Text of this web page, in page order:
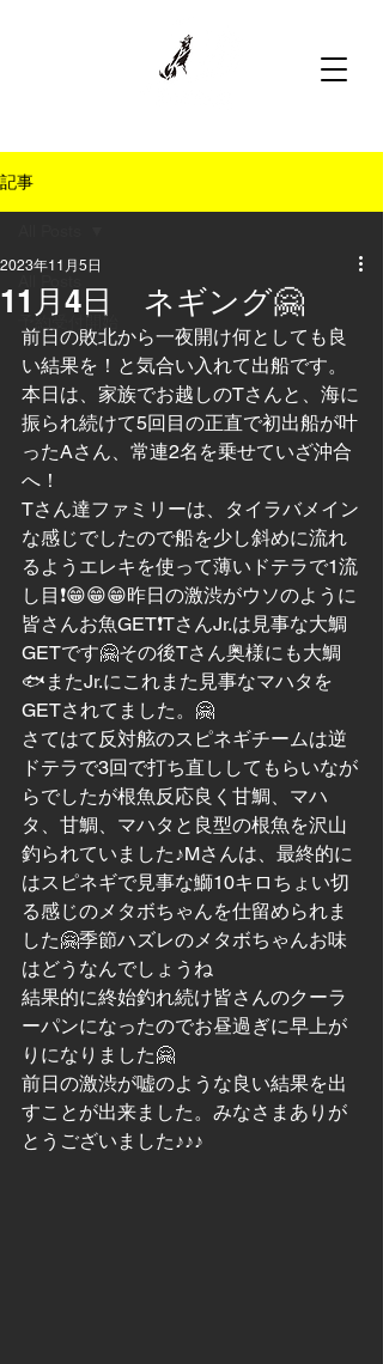
記事
予約受付開始
11月4日 ネギング🤗
2023年11月5日
前日の敗北から一夜開け何としても良
い結果を！と気合い入れて出船です。
本日は、家族でお越しのTさんと、海に
振られ続けて5回目の正直で初出船が叶
ったAさん、常連2名を乗せていざ沖合
へ！
Tさん達ファミリーは、タイラバメイン
な感じでしたので船を少し斜めに流れ
るようエレキを使って薄いドテラで1流
し目❗️😁😁😁昨日の激渋がウソのように
皆さんお魚GET❗️TさんJr.は見事な大鯛
GETです🤗その後Tさん奥様にも大鯛
🐟またJr.にこれまた見事なマハタを
GETされてました。🤗
さてはて反対舷のスピネギチームは逆
ドテラで3回で打ち直ししてもらいなが
らでしたが根魚反応良く甘鯛、マハ
タ、甘鯛、マハタと良型の根魚を沢山
釣られていました♪Mさんは、最終的に
はスピネギで見事な鰤10キロちょい切
る感じのメタボちゃんを仕留められま
した🤗季節ハズレのメタボちゃんお味
はどうなんでしょうね
結果的に終始釣れ続け皆さんのクーラ
ーパンになったのでお昼過ぎに早上が
りになりました🤗
前日の激渋が嘘のような良い結果を出
すことが出来ました。みなさまありが
とうございました♪♪♪